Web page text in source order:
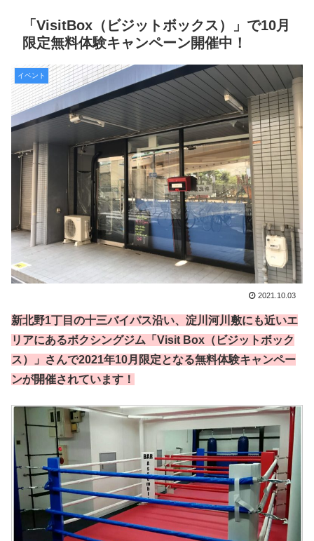
「VisitBox（ビジットボックス）」で10月
限定無料体験キャンペーン開催中！
イベント
2021.10.03
新北野1丁目の十三バイパス沿い、淀川河川敷にも近いエ
リアにあるボクシングジム「Visit Box（ビジットボック
ス）」さんで2021年10月限定となる無料体験キャンペー
ンが開催されています！